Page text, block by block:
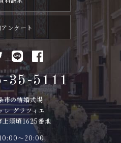
ンケート
35-5111
市の結婚式場
レ グラツィエ
上須頃1625番地
〜20:00